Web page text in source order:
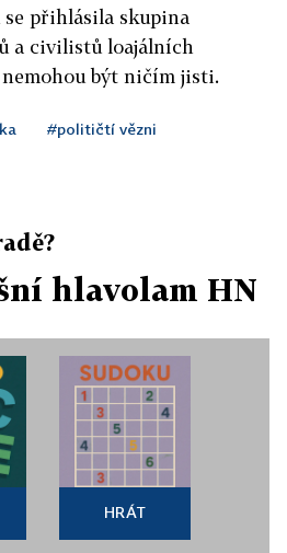
přihlásila skupina
a civilistů loajálních
nemohou být ničím jisti.
#političtí vězni
hlavolam HN
HRÁT